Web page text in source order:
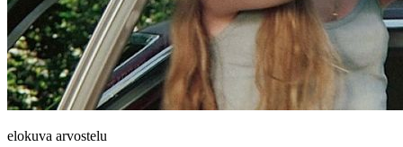
elokuva arvostelu